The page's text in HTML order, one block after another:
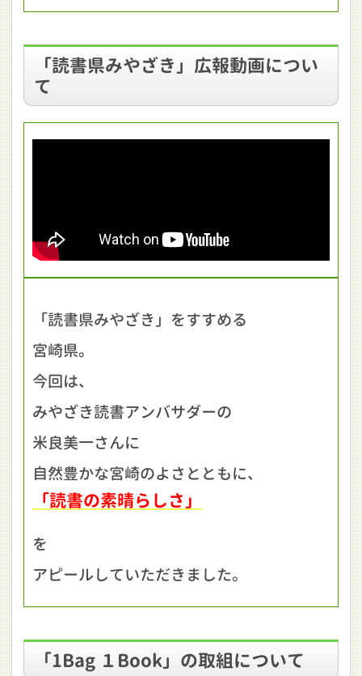
「読書県みやざき」広報動画につい
て
「読書県みやざき」をすすめる
宮崎県。
今回は、
みやざき読書アンバサダーの
米良美一さんに
自然豊かな宮崎のよさとともに、
「読書の素晴らしさ」
を
アピールしていただきました。
「1Bag １Book」の取組について